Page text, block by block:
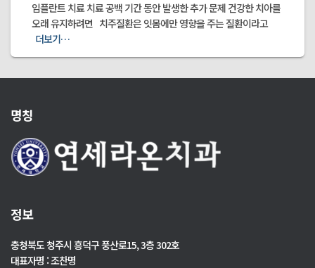
임플란트 치료 치료 공백 기간 동안 발생한 추가 문제 건강한 치아를
오래 유지하려면 치주질환은 잇몸에만 영향을 주는 질환이라고
더보기…
명칭
정보
충청북도 청주시 흥덕구 풍산로15, 3층 302호
대표자명 : 조찬명